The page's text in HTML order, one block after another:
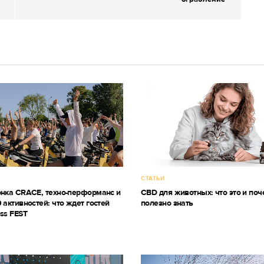
CRACE, техно-перформанс и
что ждет гостей
FEST
СТАТЬИ
CBD для животных: что это и
полезно знать